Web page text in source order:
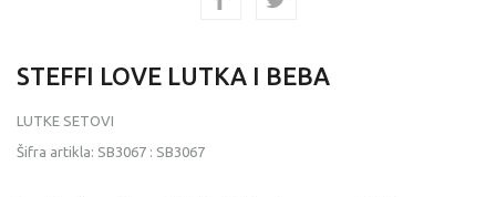
STEFFI LOVE LUTKA I BEBA
LUTKE SETOVI
Šifra artikla: SB3067 : SB3067